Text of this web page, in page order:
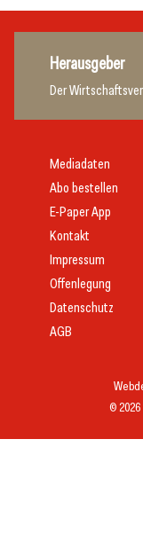
Herausgeber
Der
©
Mediadaten
Abo bestellen
E-Paper App
Kontakt
Impressum
Offenlegung
Datenschutz
AGB